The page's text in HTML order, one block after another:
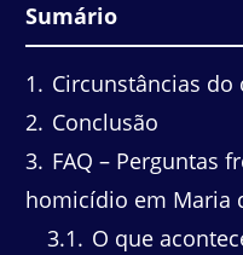
Sumário
1
Circunstâncias do
2 Conclusão
3 FAQ – Perguntas
homicídio em Maria
3.1
O que